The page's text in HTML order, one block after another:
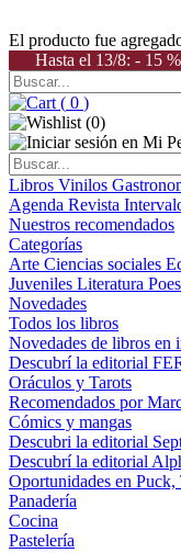
El producto fue
Hasta el 13/8: - 15
( 0 )
(0)
Libros Vinilos
Agenda Revista
Nuestros recomendados
Categorías
Arte Ciencias sociales
Juveniles Literatura
Novedades
Todos los libros
Novedades de libros en
Descubrí la editorial
Oráculos y Tarots
Recomendados por
Cómics y mangas
Descubri la editorial
Descubrí la editorial
Oportunidades en
Panadería
Cocina
Pastelería